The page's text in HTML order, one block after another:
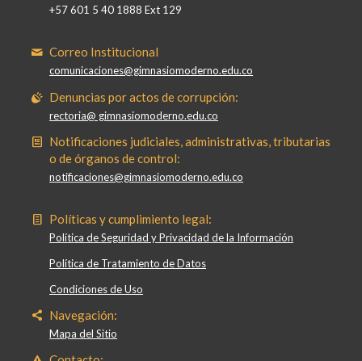
+57 601 5 40 1888 Ext 129
Correo Institucional
comunicaciones@gimnasiomoderno.edu.co
Denuncias por actos de corrupción:
rectoria@ gimnasiomoderno.edu.co
Notificaciones judiciales, administrativas, tributarias
o de órganos de control:
notificaciones@gimnasiomoderno.edu.co
Políticas y cumplimiento legal:
Política de Seguridad y Privacidad de la Información
Política de Tratamiento de Datos
Condiciones de Uso
Navegación:
Mapa del Sitio